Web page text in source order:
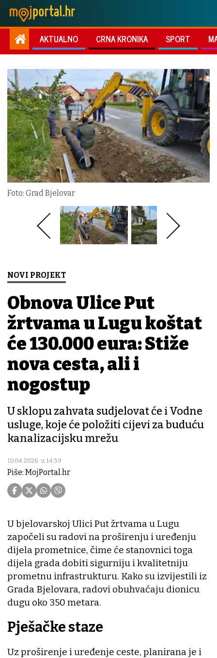
AKTUALNO CRNA KRONIKA SPORT
Foto: Grad Bjelovar
NOVI PROJEKT
Obnova Ulice Put
žrtvama u Lugu koštat
će 130.000 eura: Stiže
nova cesta, ali i
nogostup
U sklopu zahvata sudjelovat će i Vodne
usluge, koje će položiti cijevi za buduću
kanalizacijsku mrežu
10.04.2026. u 14:59
Piše: MojPortal.hr
U bjelovarskoj Ulici Put žrtvama u Lugu
započeli su radovi na proširenju i uređenju
dijela prometnice, čime će stanovnici toga
dijela grada dobiti sigurniju i kvalitetniju
prometnu infrastrukturu. Kako su izvijestili iz
Grada Bjelovara, radovi obuhvaćaju dionicu
dugu oko 350 metara.
Pješačke staze
Uz proširenje i uređenje ceste, planirana je i